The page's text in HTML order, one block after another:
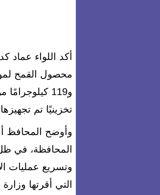
أكد اللواء عماد
تخزينيًا تم
وأوضح المحافظ
المحافظة، في ظل
وتسريع عمليات
التي أقرتها